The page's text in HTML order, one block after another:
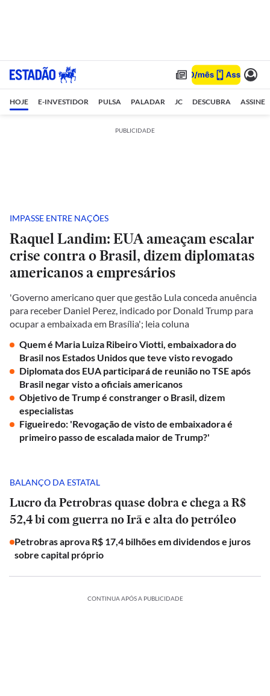
HOJE E-INVESTIDOR PULSA PALADAR JC DESCUBRA ASSINE
PUBLICIDADE
IMPASSE ENTRE NAÇÕES
Raquel Landim: EUA ameaçam escalar
crise contra o Brasil, dizem diplomatas
americanos a empresários
'Governo americano quer que gestão Lula conceda anuência
para receber Daniel Perez, indicado por Donald Trump para
ocupar a embaixada em Brasília'; leia coluna
Quem é Maria Luiza Ribeiro Viotti, embaixadora do
Brasil nos Estados Unidos que teve visto revogado
Diplomata dos EUA participará de reunião no TSE após
Brasil negar visto a oficiais americanos
Objetivo de Trump é constranger o Brasil, dizem
especialistas
Figueiredo: 'Revogação de visto de embaixadora é
primeiro passo de escalada maior de Trump?'
BALANÇO DA ESTATAL
Lucro da Petrobras quase dobra e chega a R$
52,4 bi com guerra no Irã e alta do petróleo
Petrobras aprova R$ 17,4 bilhões em dividendos e juros
sobre capital próprio
CONTINUA APÓS A PUBLICIDADE